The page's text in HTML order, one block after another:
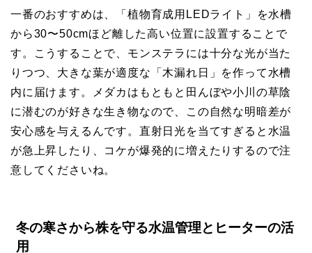
一番のおすすめは、
「植物育成用LEDライト」を水槽
から30〜50cmほど離した高い位置に設置すること で
す。こうすることで、モンステラには十分な光が当た
りつつ、大きな葉が適度な「木漏れ日」を作って水槽
内に届けます。メダカはもともと田んぼや小川の草陰
に潜むのが好きな生き物なので、この自然な明暗差が
安心感を与えるんです。直射日光を当てすぎると水温
が急上昇したり、コケが爆発的に増えたりするので注
意してくださいね。
冬の寒さから株を守る水温管理とヒーターの活
用